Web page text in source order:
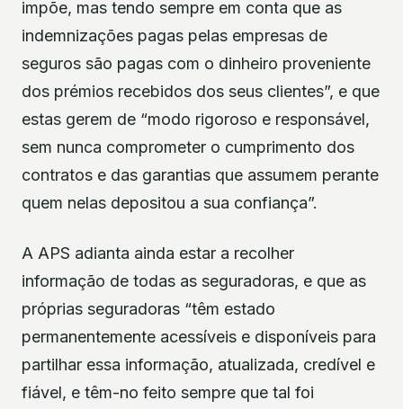
impõe, mas tendo sempre em conta que as
indemnizações pagas pelas empresas de
seguros são pagas com o dinheiro proveniente
dos prémios recebidos dos seus clientes”, e que
estas gerem de “modo rigoroso e responsável,
sem nunca comprometer o cumprimento dos
contratos e das garantias que assumem perante
quem nelas depositou a sua confiança”.
A APS adianta ainda estar a recolher
informação de todas as seguradoras, e que as
próprias seguradoras “têm estado
permanentemente acessíveis e disponíveis para
partilhar essa informação, atualizada, credível e
fiável, e têm-no feito sempre que tal foi